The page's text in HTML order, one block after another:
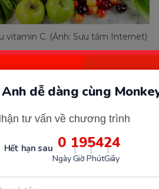
dễ dàng cùng
tư vấn về chương trình
Hết hạn sau 0
Ngày
19
Giờ
54
Phút
22
Giây
vitamin C. (Ảnh: Sưu tầm Internet)
Ổi, dưa vàng, kiwi, anh đào sơ
xoăn, cải bó xôi, cải Brussels,
ngò tây…
tiết Vitamin C có trong thực
chia sẻ